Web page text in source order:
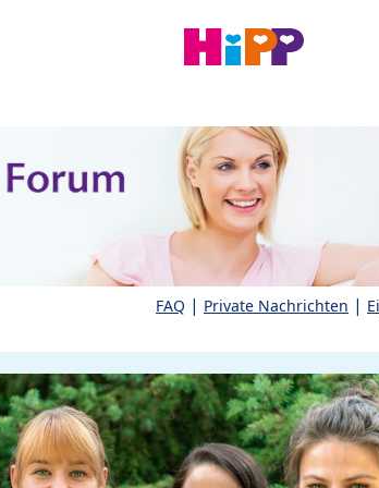
FAQ | Private Nachrichten |